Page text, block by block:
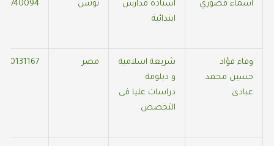
أسماء قصوري
استاذة مدارس
ابتدائية
تونس 28740094
وفاء فؤاد
حسين محمد
عبادى
شريعة اسلامية
و دبلومة
دراسات عليا فى
التخصص
مصر